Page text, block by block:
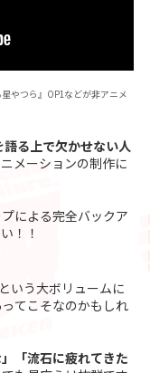
やつら』OP1などが非アニメ
語る上で欠かせない人
メーションの制作に
による完全バックア
！！
という大ボリュームに
てこそなのかもしれ
」「流石に疲れてきた